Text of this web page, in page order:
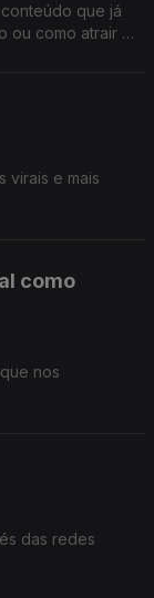
que já
ou como atrair a
virais e mais
como
nos
das redes